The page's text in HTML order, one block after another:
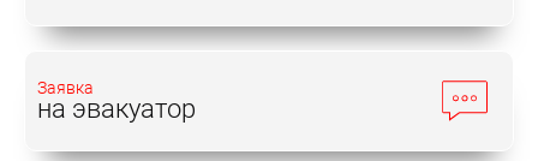
Заявка
на эвакуатор